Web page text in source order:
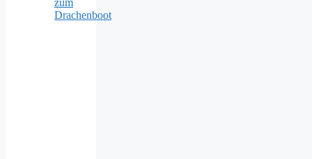
zum
Drachenboot